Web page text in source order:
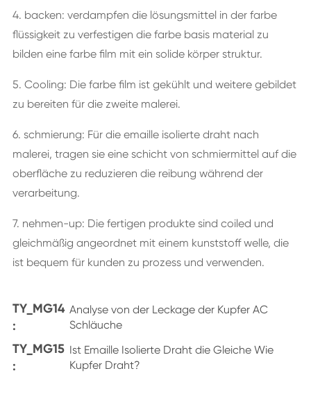
4. backen: verdampfen die lösungsmittel in der farbe
flüssigkeit zu verfestigen die farbe basis material zu
bilden eine farbe film mit ein solide körper struktur.
5. Cooling: Die farbe film ist gekühlt und weitere gebildet
zu bereiten für die zweite malerei.
6. schmierung: Für die emaille isolierte draht nach
malerei, tragen sie eine schicht von schmiermittel auf die
oberfläche zu reduzieren die reibung während der
verarbeitung.
7. nehmen-up: Die fertigen produkte sind coiled und
gleichmäßig angeordnet mit einem kunststoff welle, die
ist bequem für kunden zu prozess und verwenden.
TY_MG14
:
Analyse von der Leckage der Kupfer AC
Schläuche
TY_MG15
:
Ist Emaille Isolierte Draht die Gleiche Wie
Kupfer Draht?